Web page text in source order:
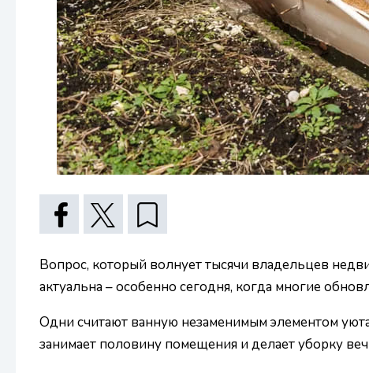
Вопрос, который волнует тысячи владельцев
актуальна – особенно сегодня, когда многие
Одни считают ванную незаменимым элементом
занимает половину помещения и делает уборку